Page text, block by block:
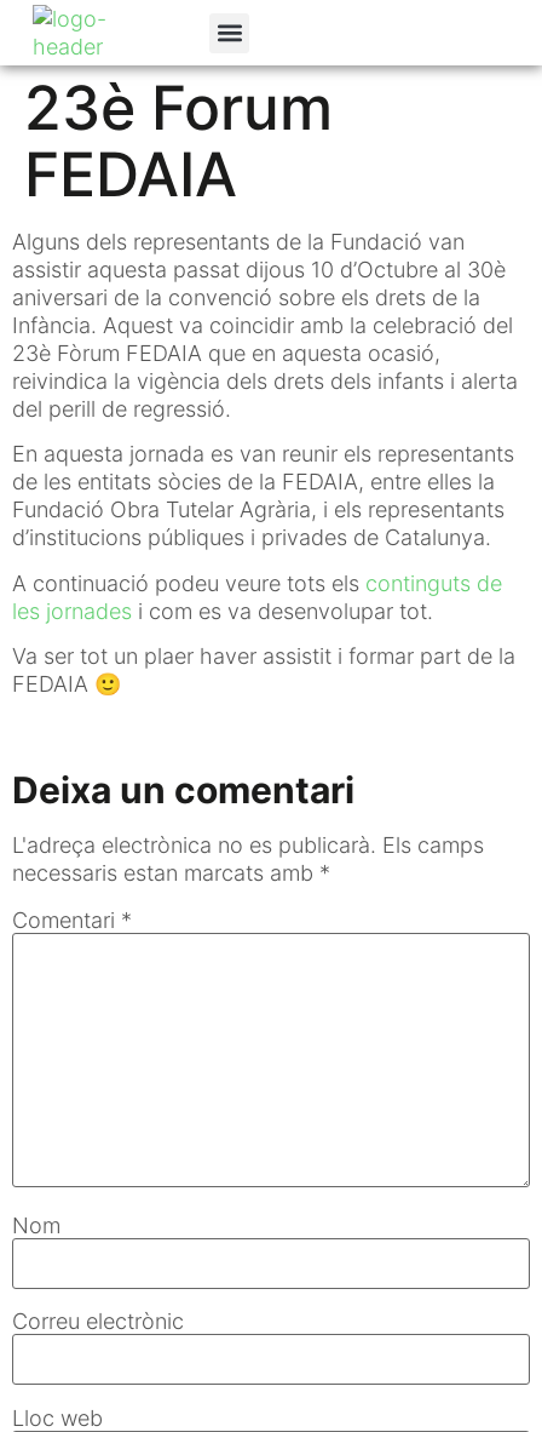
23è Forum
FEDAIA
Alguns dels representants de la Fundació van
assistir aquesta passat dijous 10 d’Octubre al 30è
aniversari de la convenció sobre els drets de la
Infància. Aquest va coincidir amb la celebració del
23è Fòrum FEDAIA que en aquesta ocasió,
reivindica la vigència dels drets dels infants i alerta
del perill de regressió.
En aquesta jornada es van reunir els representants
de les entitats sòcies de la FEDAIA, entre elles la
Fundació Obra Tutelar Agrària, i els representants
d’institucions públiques i privades de Catalunya.
A continuació podeu veure tots els continguts de
les jornades i com es va desenvolupar tot.
Va ser tot un plaer haver assistit i formar part de la
FEDAIA 🙂
Deixa un comentari
L'adreça electrònica no es publicarà. Els camps
necessaris estan marcats amb *
Comentari *
Nom
Correu electrònic
Lloc web